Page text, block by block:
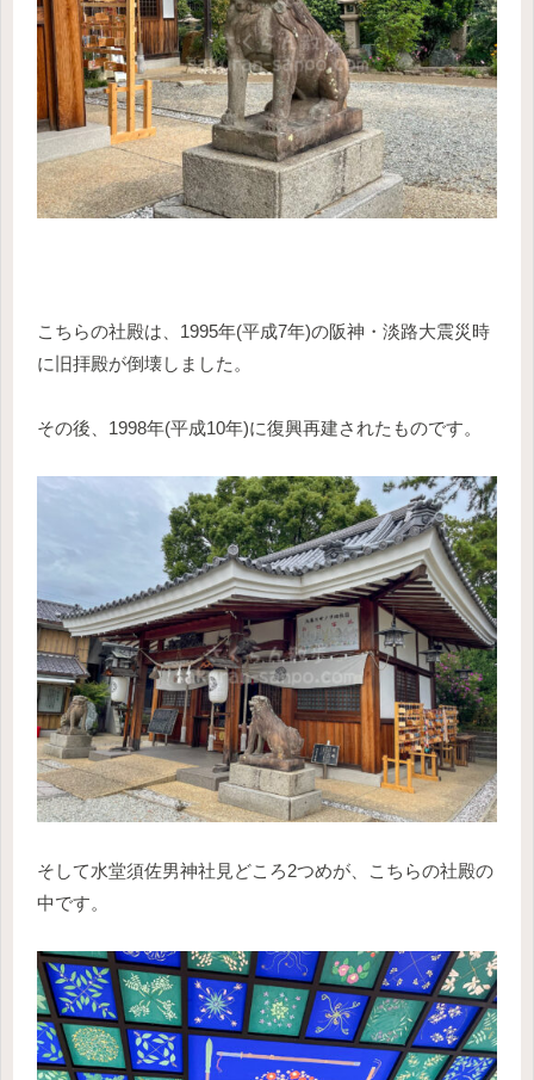
こちらの社殿は、1995年(平成7年)の阪神・淡路大震災時
に旧拝殿が倒壊しました。
その後、1998年(平成10年)に復興再建されたものです。
そして水堂須佐男神社見どころ2つめが、こちらの社殿の
中です。